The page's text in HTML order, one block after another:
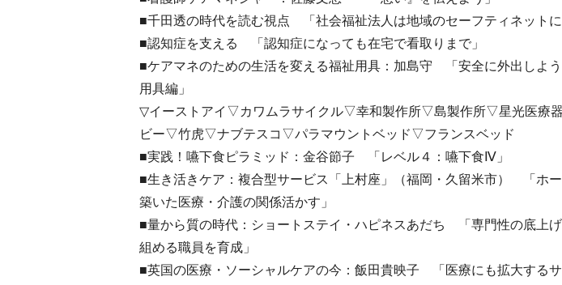
■千田透の時代を読む視点 「社会福祉法人は地域のセーフティネットに
■認知症を支える 「認知症になっても在宅で看取りまで」
■ケアマネのための生活を変える福祉用具：加島守 「安全に外出しよ
用具編」
▽イーストアイ▽カワムラサイクル▽幸和製作所▽島製作所▽星光医療
ビー▽竹虎▽ナブテスコ▽パラマウントベッド▽フランスベッド
■実践！嚥下食ピラミッド：金谷節子 「レベル４：嚥下食Ⅳ」
■生き活きケア：複合型サービス「上村座」（福岡・久留米市） 「ホ
築いた医療・介護の関係活かす」
■量から質の時代：ショートステイ・ハピネスあだち 「専門性の底上
組める職員を育成」
■英国の医療・ソーシャルケアの今：飯田貴映子 「医療にも拡大する